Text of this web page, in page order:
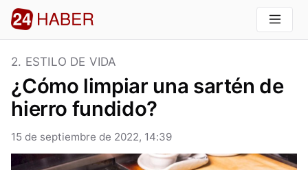
2. ESTILO DE VIDA
¿Cómo limpiar una sartén de
hierro fundido?
15 de septiembre de 2022, 14:39